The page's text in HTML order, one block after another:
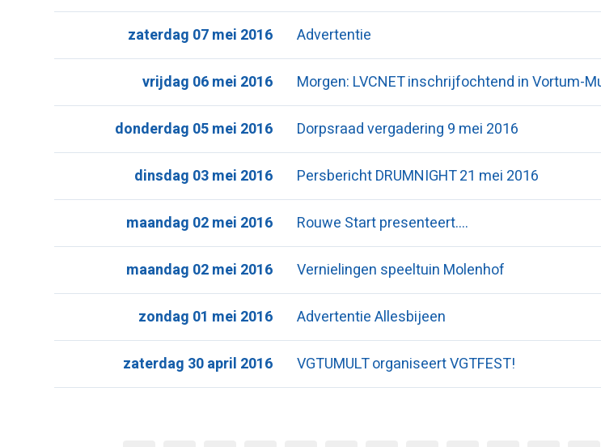
Advertentie
zaterdag 07 mei 2016
Morgen: LVCNET inschrijfochtend in Vortum-
vrijdag 06 mei 2016
Dorpsraad vergadering 9 mei 2016
donderdag 05 mei 2016
Persbericht DRUMNIGHT 21 mei 2016
dinsdag 03 mei 2016
Rouwe Start presenteert....
maandag 02 mei 2016
Vernielingen speeltuin Molenhof
maandag 02 mei 2016
Advertentie Allesbijeen
zondag 01 mei 2016
VGTUMULT organiseert VGTFEST!
zaterdag 30 april 2016